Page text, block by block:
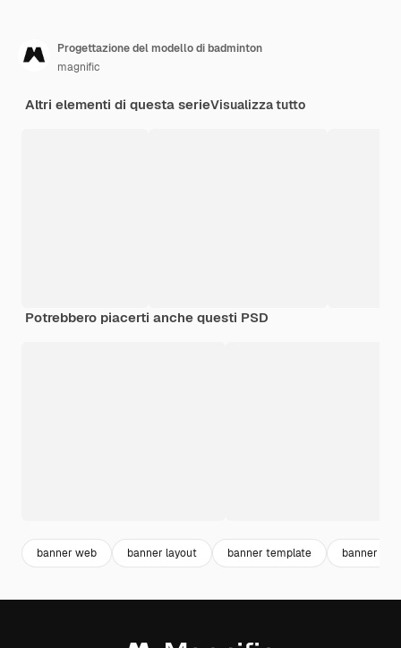
Progettazione del modello di badminton
magnific
Altri elementi di questa serieVisualizza tutto
Potrebbero piacerti anche questi PSD
banner web banner layout banner template banner